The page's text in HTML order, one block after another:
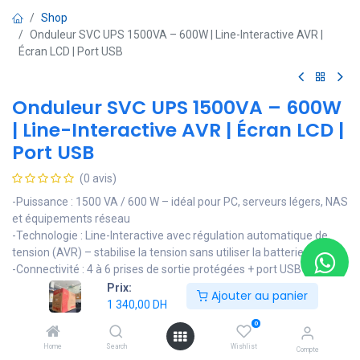
Prix:
1 340,00 DH
Ajouter au panier
Home Search
0
Wishlist Compte
Shop
Onduleur SVC UPS 1500VA – 600W | Line-Interactive AVR |
Écran LCD | Port USB
Onduleur SVC UPS 1500VA – 600W
| Line-Interactive AVR | Écran LCD |
Port USB
(0 avis)
-Puissance : 1500 VA / 600 W – idéal pour PC, serveurs légers, NAS
et équipements réseau
-Technologie : Line-Interactive avec régulation automatique de
tension (AVR) – stabilise la tension sans utiliser la batterie
-Connectivité : 4 à 6 prises de sortie protégées + port USB pour
supervision via logiciel de gestion
-Affichage : écran LCD indiquant la tension, le niveau de charge et
l’état de la batterie en temps réel
-Autonomie : environ 10 à 15 minutes selon la charge connectée
-Batterie : plomb-acide scellée, rechargeable automatiquement,